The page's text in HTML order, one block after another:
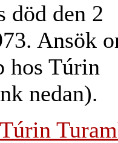
död den 2
Ansök
hos Túrin
nedan).
Túrin